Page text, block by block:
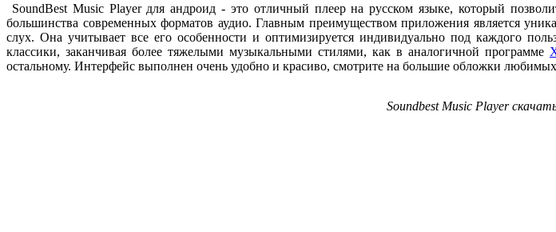
SoundBest Music Player для андроид - это отличный плеер на русском языке, который
большинства современных форматов аудио. Главным преимуществом приложения является
слух. Она учитывает все его особенности и оптимизируется индивидуально под каждого
классики, заканчивая более тяжелыми музыкальными стилями, как в аналогичной программе
остальному. Интерфейс выполнен очень удобно и красиво, смотрите на большие обложки
Soundbest Music Player